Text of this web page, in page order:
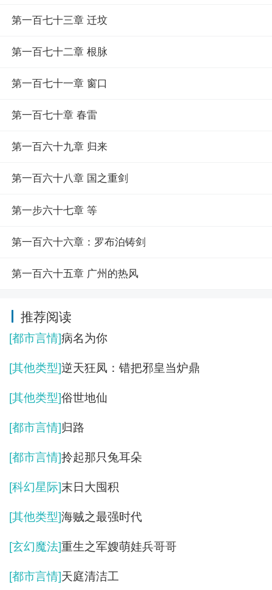
第一百七十三章 迁坟
第一百七十二章 根脉
第一百七十一章 窗口
第一百七十章 春雷
第一百六十九章 归来
第一百六十八章 国之重剑
第一步六十七章 等
第一百六十六章：罗布泊铸剑
第一百六十五章 广州的热风
推荐阅读
[都市言情]病名为你
[其他类型]逆天狂凤：错把邪皇当炉鼎
[其他类型]俗世地仙
[都市言情]归路
[都市言情]拎起那只兔耳朵
[科幻星际]末日大囤积
[其他类型]海贼之最强时代
[玄幻魔法]重生之军嫂萌娃兵哥哥
[都市言情]天庭清洁工